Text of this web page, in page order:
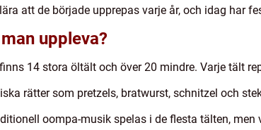
att de började upprepas varje år, och idag har
uppleva?
14 stora öltält och över 20 mindre. Varje tält
rätter som pretzels, bratwurst, schnitzel och
oompa-musik spelas i de flesta tälten, men